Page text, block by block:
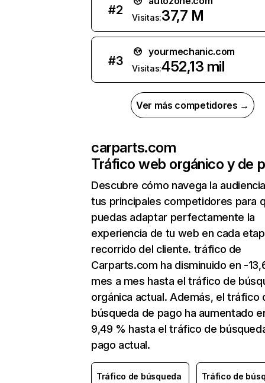
#2
Visitas:37,7 M
#3
yourmechanic.com
Visitas:452,13 mil
Ver más competidores →
carparts.com
Tráfico web orgánico y de
Descubre cómo navega la
tus principales competidores para
puedas adaptar perfectamente la
experiencia de tu web en cada
recorrido del cliente. tráfico de
Carparts.com ha disminuido en -
mes a mes hasta el tráfico de
orgánica actual. Además, el tráfico
búsqueda de pago ha aumentado
9,49 % hasta el tráfico de
pago actual.
Tráfico de búsqueda
Tráfico de